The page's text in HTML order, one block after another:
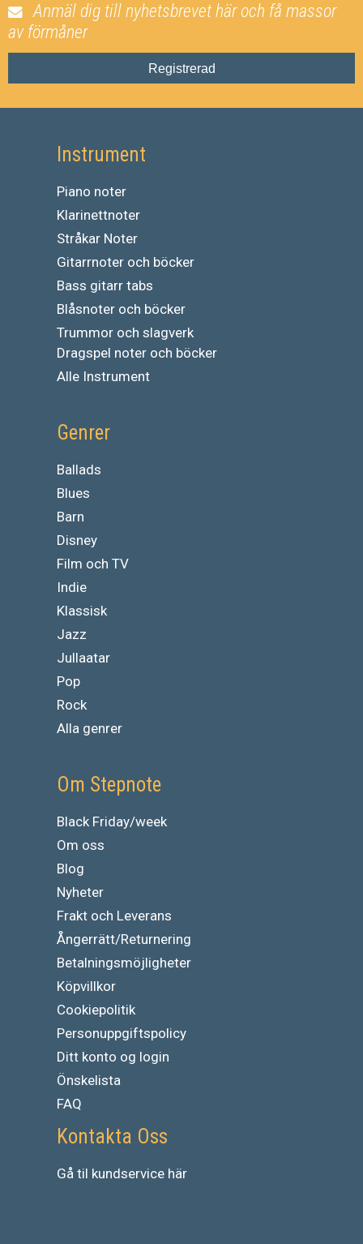
Anmäl dig till nyhetsbrevet här och få massor
av förmåner
Registrerad
Instrument
Piano noter
Klarinettnoter
Stråkar Noter
Gitarrnoter och böcker
Bass gitarr tabs
Blåsnoter och böcker
Trummor och slagverk
Dragspel noter och böcker
Alle Instrument
Genrer
Ballads
Blues
Barn
Disney
Film och TV
Indie
Klassisk
Jazz
Jullaatar
Pop
Rock
Alla genrer
Om Stepnote
Black Friday/week
Om oss
Blog
Nyheter
Frakt och Leverans
Ångerrätt/Returnering
Betalningsmöjligheter
Köpvillkor
Cookiepolitik
Personuppgiftspolicy
Ditt konto og login
Önskelista
FAQ
Kontakta Oss
Gå til kundservice här